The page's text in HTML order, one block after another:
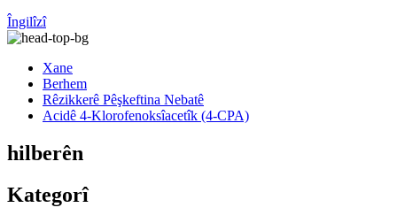
Îngilîzî
Xane
Berhem
Rêzikkerê Pêşkeftina Nebatê
Acidê 4-Klorofenoksîacetîk (4-CPA)
hilberên
Kategorî